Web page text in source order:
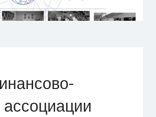
ассоциации